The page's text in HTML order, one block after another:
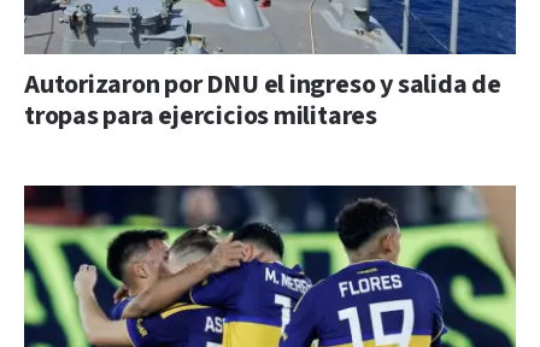
Autorizaron por DNU el ingreso y salida de
tropas para ejercicios militares